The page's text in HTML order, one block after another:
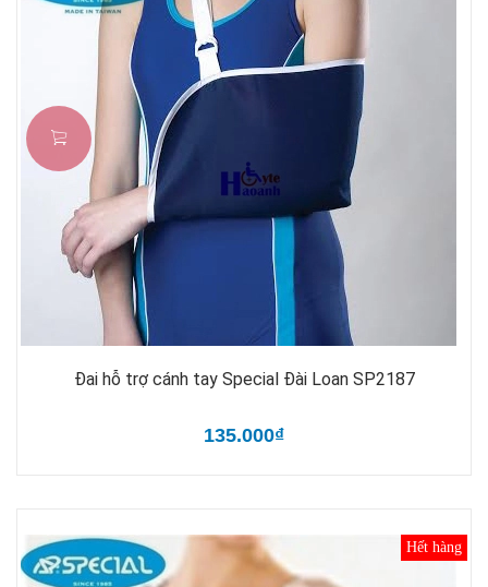
Đai hỗ trợ cánh tay Special Đài Loan SP2187
135.000₫
Hết hàng